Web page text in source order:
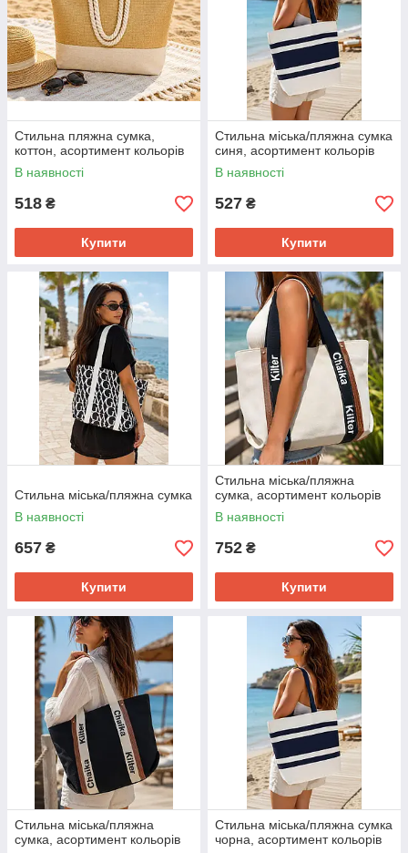
Стильна пляжна сумка,
коттон, асортимент кольорів
В наявності
518 ₴
Купити
Стильна міська/пляжна сумка
синя, асортимент кольорів
В наявності
527 ₴
Купити
Стильна міська/пляжна сумка
В наявності
657 ₴
Купити
Стильна міська/пляжна
сумка, асортимент кольорів
В наявності
752 ₴
Купити
Стильна міська/пляжна
сумка, асортимент кольорів
Стильна міська/пляжна сумка
чорна, асортимент кольорів